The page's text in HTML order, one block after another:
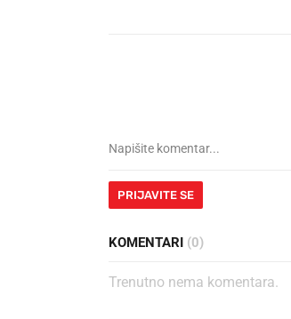
PRIJAVITE SE
KOMENTARI (0)
Trenutno nema komentara.